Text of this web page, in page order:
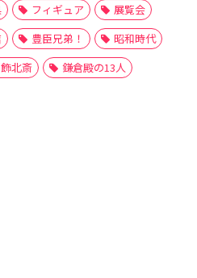
フィギュア
展覧会
豊臣兄弟！
昭和時代
北斎 鎌倉殿の13人